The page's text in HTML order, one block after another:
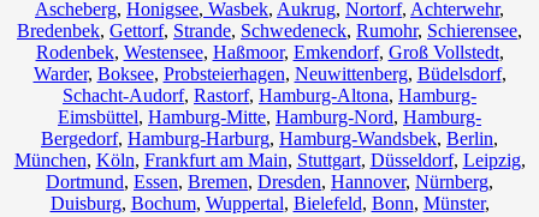
Ascheberg, Honigsee, Wasbek, Aukrug, Nortorf, Achterwehr,
Bredenbek, Gettorf, Strande, Schwedeneck, Rumohr, Schierensee,
Rodenbek, Westensee, Haßmoor, Emkendorf, Groß Vollstedt,
Warder, Boksee, Probsteierhagen, Neuwittenberg, Büdelsdorf,
Schacht-Audorf, Rastorf, Hamburg-Altona, Hamburg-
Eimsbüttel, Hamburg-Mitte, Hamburg-Nord, Hamburg-
Bergedorf, Hamburg-Harburg, Hamburg-Wandsbek, Berlin,
München, Köln, Frankfurt am Main, Stuttgart, Düsseldorf, Leipzig,
Dortmund, Essen, Bremen, Dresden, Hannover, Nürnberg,
Duisburg, Bochum, Wuppertal, Bielefeld, Bonn, Münster,